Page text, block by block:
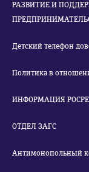
РАЗВИТИЕ И
Детский телефон
Политика в
ИНФОРМАЦИЯ
ОТДЕЛ ЗАГС
Антимонопольный